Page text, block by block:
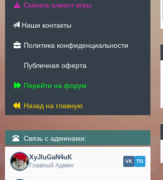
Скачать клиент игры
Наши контакты
Политика конфиденциальности
Публичная оферта
Перейти на форум
Назад на главную
Связь с админами:
XyJIuGaN4uK
Главный Админ
VK TG